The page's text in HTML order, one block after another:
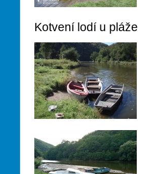
Kotvení lodí u pláže